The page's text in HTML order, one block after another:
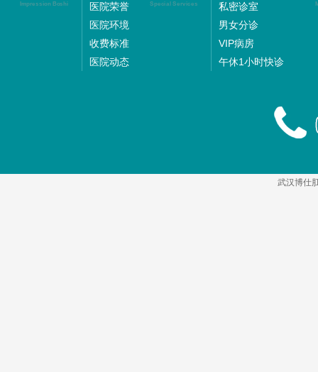
Impression Boshi
医院荣誉
医院环境
收费标准
医院动态
Special Services
私密诊室
男女分诊
VIP病房
午休1小时快诊
武汉博仕